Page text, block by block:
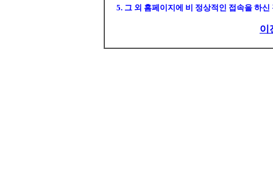
5. 그 외 홈페이지에 비 정상적인 접속을 하신
이